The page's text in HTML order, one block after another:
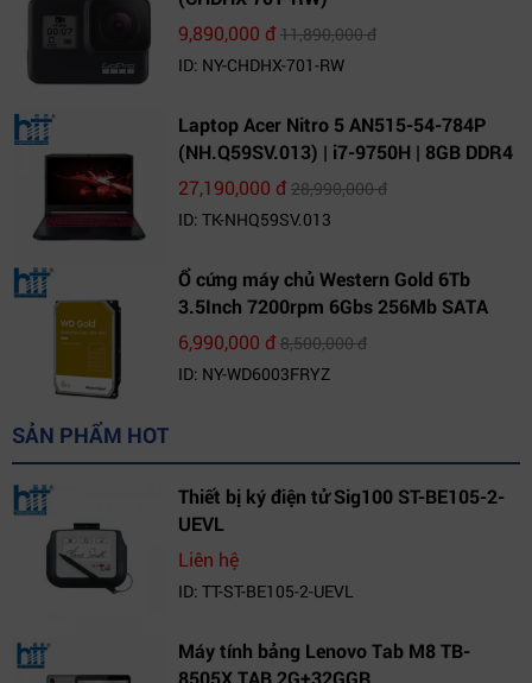
9,890,000 đ11,890,000 đ
ID: NY-CHDHX-701-RW
Laptop Acer Nitro 5 AN515-54-784P
(NH.Q59SV.013) | i7-9750H | 8GB DDR4
| 1TB HDD | GeForce GTX 1650 4GB |
27,190,000 đ28,990,000 đ
ID: TK-NHQ59SV.013
Ổ cứng máy chủ Western Gold 6Tb
3.5Inch 7200rpm 6Gbs 256Mb SATA
(WD6003FRYZ)
6,990,000 đ8,500,000 đ
ID: NY-WD6003FRYZ
SẢN PHẨM HOT
Thiết bị ký điện tử Sig100 ST-BE105-2-
UEVL
Liên hệ
ID: TT-ST-BE105-2-UEVL
Máy tính bảng Lenovo Tab M8 TB-
8505X TAB 2G+32GGR,